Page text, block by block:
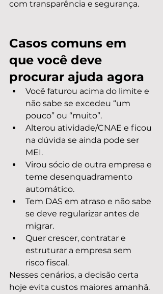
com transparência e segurança.
Casos comuns em
que você deve
procurar ajuda agora
Você faturou acima do limite e
não sabe se excedeu “um
pouco” ou “muito”.
Alterou atividade/CNAE e ficou
na dúvida se ainda pode ser
MEI.
Virou sócio de outra empresa e
teme desenquadramento
automático.
Tem DAS em atraso e não sabe
se deve regularizar antes de
migrar.
Quer crescer, contratar e
estruturar a empresa sem
risco fiscal.
Nesses cenários, a decisão certa
hoje evita custos maiores amanhã.